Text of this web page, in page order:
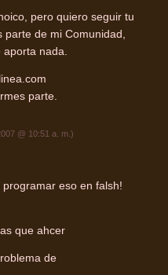
pero quiero seguir tu
de mi Comunidad,
nada.
parte.
@ 10:51 a. m.)
eso en falsh!
que ahcer
de